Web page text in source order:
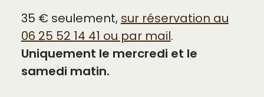
35 € seulement, sur réservation au
06 25 52 14 41 ou par mail.
Uniquement le mercredi et le
samedi matin.